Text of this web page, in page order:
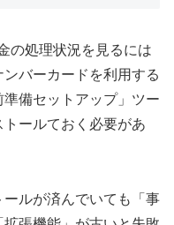
の処理状況を見るには
バーカードを利用する
備セットアップ」ツー
ールておく必要があ
ルが済んでいても「事